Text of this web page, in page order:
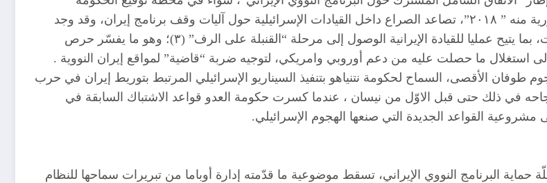
الديمقراطية “الاتفاق الشامل” ٢٠١٥، أو انسحاب حكومة ترامب الجمهورية منه ” ٢٠١٨”، تصاعد الصراع داخل القيادات الإسرائيلية حول آليات وقف برنامج إيران، وقد وجد
البعض في سياسات واشنطن نوعا من التسويف والمماطلة، شراء للوقت، بما يتيح عمليا للقيادة الإيرانية الوصول إلى مرحلة “القنبلة على الرف” (٣)؛ وهو ما يفسّر حرص
ما حصلت عليه من دعم أوروبي وامريكي، لتوجيه ضربة “قاضية” لمواقع إيران النووية .
الأقصى، السماح لحكومة نتنياهو بتنفيذ السيناريو الإسرائيلي المرتبط بتوريط إيران في حرب
ونجاحه في ذلك حتى قبل الاوّل من نيسان ، عندما كسرت حكومة العدو قواعد الاشتباك السابقة في
مشروعية القواعد الجديدة التي صنعها الهجوم الإسرائيلي.
البرنامج النووي الإيراني، تسقط موضوعية ما قدّمته إدارة أوباما من تبريرات سماحها للنظام